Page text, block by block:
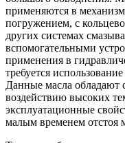
применяются в
погружением, с
других системах
вспомогательными
применения в
требуется
Данные масла обладают
воздействию высоких
эксплуатационные
малым временем отстоя